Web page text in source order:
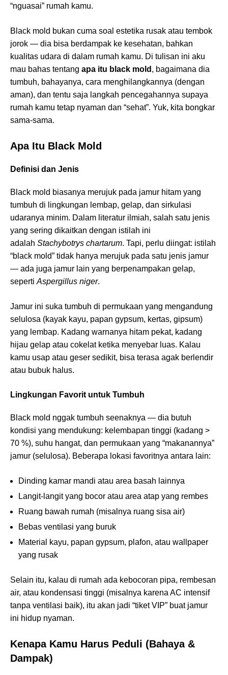
“nguasai” rumah kamu.
Black mold bukan cuma soal estetika rusak atau tembok
jorok — dia bisa berdampak ke kesehatan, bahkan
kualitas udara di dalam rumah kamu. Di tulisan ini aku
mau bahas tentang apa itu black mold , bagaimana dia
tumbuh, bahayanya, cara menghilangkannya (dengan
aman), dan tentu saja langkah pencegahannya supaya
rumah kamu tetap nyaman dan “sehat”. Yuk, kita bongkar
sama-sama.
Apa Itu Black Mold
Definisi dan Jenis
Black mold biasanya merujuk pada jamur hitam yang
tumbuh di lingkungan lembap, gelap, dan sirkulasi
udaranya minim. Dalam literatur ilmiah, salah satu jenis
yang sering dikaitkan dengan istilah ini
adalah Stachybotrys chartarum. Tapi, perlu diingat: istilah
“black mold” tidak hanya merujuk pada satu jenis jamur
— ada juga jamur lain yang berpenampakan gelap,
sepertiAspergillus niger.
Jamur ini suka tumbuh di permukaan yang mengandung
selulosa (kayak kayu, papan gypsum, kertas, gipsum)
yang lembap. Kadang warnanya hitam pekat, kadang
hijau gelap atau cokelat ketika menyebar luas. Kalau
kamu usap atau geser sedikit, bisa terasa agak berlendir
atau bubuk halus.
Lingkungan Favorit untuk Tumbuh
Black mold nggak tumbuh seenaknya — dia butuh
kondisi yang mendukung: kelembapan tinggi (kadang >
70 %), suhu hangat, dan permukaan yang “makanannya”
jamur (selulosa). Beberapa lokasi favoritnya antara lain:
Dinding kamar mandi atau area basah lainnya
Langit-langit yang bocor atau area atap yang rembes
Ruang bawah rumah (misalnya ruang sisa air)
Bebas ventilasi yang buruk
Material kayu, papan gypsum, plafon, atau wallpaper
yang rusak
Selain itu, kalau di rumah ada kebocoran pipa, rembesan
air, atau kondensasi tinggi (misalnya karena AC intensif
tanpa ventilasi baik), itu akan jadi “tiket VIP” buat jamur
ini hidup nyaman.
Kenapa Kamu Harus Peduli (Bahaya &
Dampak)